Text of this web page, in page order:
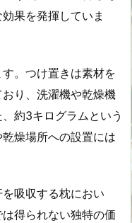
果を発揮していま
。つけ置きは素材を
り、洗濯機や乾燥機
約3キログラムという
燥場所への設置には
吸収する枕におい
得られない独特の価